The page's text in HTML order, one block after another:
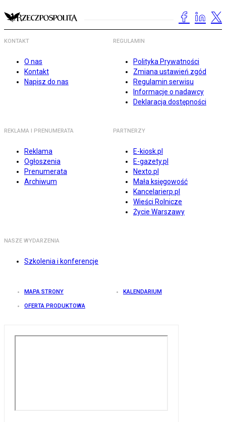
KONTAKT
O nas
Kontakt
Napisz do nas
REGULAMIN
Polityka Prywatności
Zmiana ustawień zgód
Regulamin serwisu
Informacje o nadawcy
Deklaracja dostępności
REKLAMA I PRENUMERATA
Reklama
Ogłoszenia
Prenumerata
Archiwum
PARTNERZY
E-kiosk.pl
E-gazety.pl
Nexto.pl
Mała księgowość
Kancelarierp.pl
Wieści Rolnicze
Życie Warszawy
NASZE WYDARZENIA
Szkolenia i konferencje
MAPA STRONY KALENDARIUM
OFERTA PRODUKTOWA